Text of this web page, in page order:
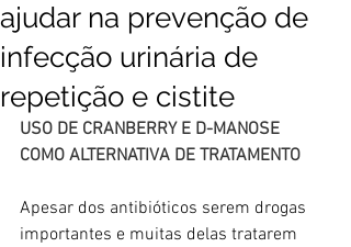
ajudar na prevenção de
infecção urinária de
repetição e cistite
USO DE CRANBERRY E D-MANOSE
COMO ALTERNATIVA DE TRATAMENTO
Apesar dos antibióticos serem drogas
importantes e muitas delas tratarem